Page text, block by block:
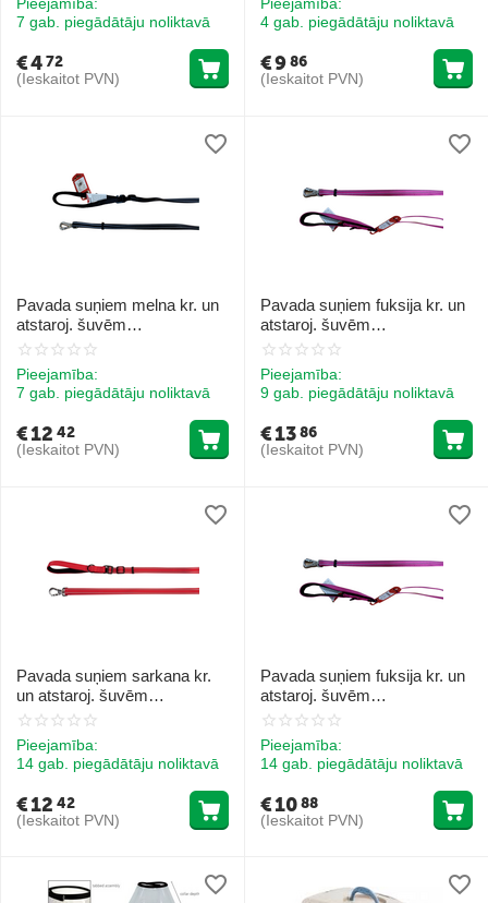
7 gab. piegādātāju noliktavā
€472
(Ieskaitot PVN)
4 gab. piegādātāju noliktavā
€986
(Ieskaitot PVN)
Pavada suņiem melna kr. un
atstaroj. šuvēm
20x1200/2000mm
Pieejamība:
7 gab. piegādātāju noliktavā
€12 42
(Ieskaitot PVN)
Pavada suņiem fuksija kr. un
atstaroj. šuvēm
25x1200/2000mm
Pieejamība:
9 gab. piegādātāju noliktavā
€1386
(Ieskaitot PVN)
Pavada suņiem sarkana kr.
un atstaroj. šuvēm
20x1200/2000mm
Pieejamība:
14 gab. piegādātāju noliktavā
€12 42
(Ieskaitot PVN)
Pavada suņiem fuksija kr. un
atstaroj. šuvēm
15x1200/2000mm
Pieejamība:
14 gab. piegādātāju noliktavā
€1088
(Ieskaitot PVN)